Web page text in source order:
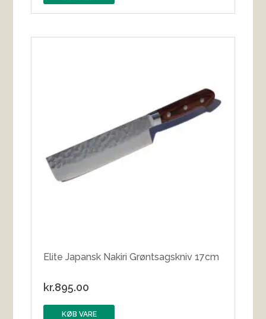
Elite Japansk Nakiri Grøntsagskniv 17cm
kr.895.00
KØB VARE